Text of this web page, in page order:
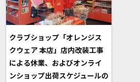
クラブショップ「オレンジス
クウェア 本店」店内改装工事
による休業、およびオンライ
ンショップ出荷スケジュールの